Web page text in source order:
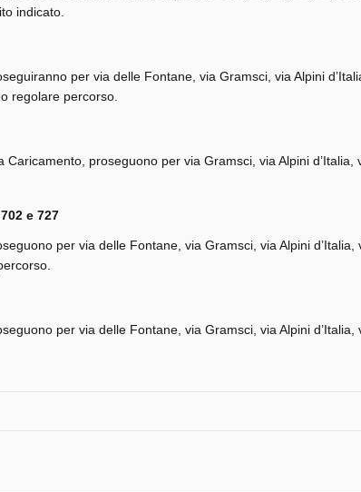
indicato.
per via delle Fontane, via Gramsci, via Alpini
regolare percorso.
proseguono per via Gramsci, via Alpini d’Italia,
e 727
per via delle Fontane, via Gramsci, via Alpini d’Italia,
per via delle Fontane, via Gramsci, via Alpini d’Italia,